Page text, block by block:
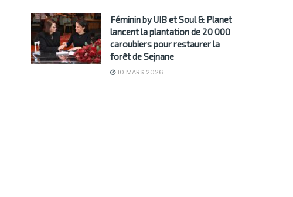
Féminin by UIB et Soul & Planet
lancent la plantation de 20 000
caroubiers pour restaurer la
forêt de Sejnane
10 MARS 2026